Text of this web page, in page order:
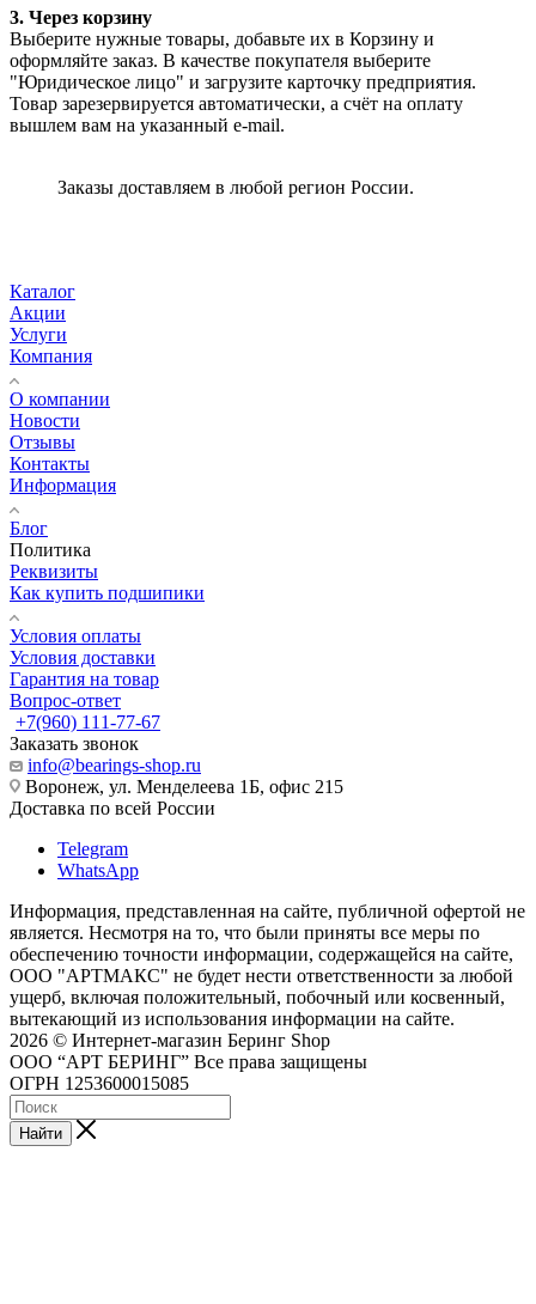
3. Через корзину
Выберите нужные товары, добавьте их в Корзину и
оформляйте заказ. В качестве покупателя выберите
"Юридическое лицо" и загрузите карточку предприятия.
Товар зарезервируется автоматически, а счёт на оплату
вышлем вам на указанный e-mail.
Заказы доставляем в любой регион России.
Каталог
Акции
Услуги
Компания
О компании
Новости
Отзывы
Контакты
Информация
Блог
Политика
Реквизиты
Как купить подшипики
Условия оплаты
Условия доставки
Гарантия на товар
Вопрос-ответ
+7(960) 111-77-67
Заказать звонок
info@bearings-shop.ru
Воронеж, ул. Менделеева 1Б, офис 215
Доставка по всей России
Telegram
WhatsApp
Информация, представленная на сайте, публичной офертой не
является. Несмотря на то, что были приняты все меры по
обеспечению точности информации, содержащейся на сайте,
ООО "АРТМАКС" не будет нести ответственности за любой
ущерб, включая положительный, побочный или косвенный,
вытекающий из использования информации на сайте.
2026 © Интернет-магазин Беринг Shop
ООО “АРТ БЕРИНГ” Все права защищены
ОГРН 1253600015085
Найти